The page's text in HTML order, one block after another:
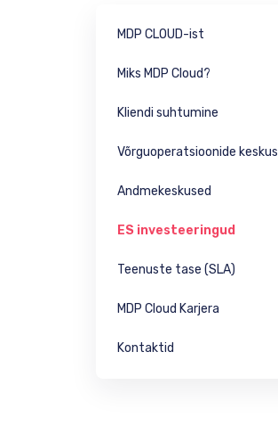
MDP CLOUD-ist
Miks MDP Cloud?
Kliendi suhtumine
Võrguoperatsioonide keskus
Andmekeskused
ES investeeringud
Teenuste tase (SLA)
MDP Cloud Karjera
Kontaktid